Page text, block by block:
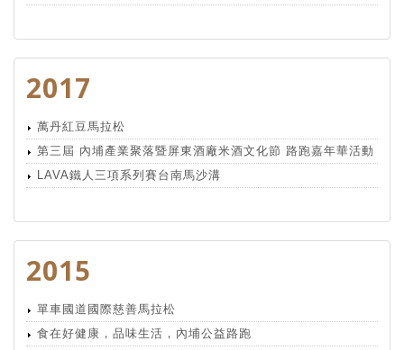
2017
萬丹紅豆馬拉松
第三屆 內埔產業聚落暨屏東酒廠米酒文化節 路跑嘉年華活動
LAVA鐵人三項系列賽台南馬沙溝
2015
單車國道國際慈善馬拉松
食在好健康，品味生活，內埔公益路跑